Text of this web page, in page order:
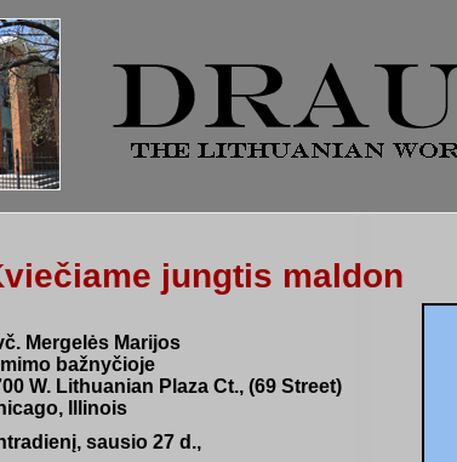
jungtis maldon
Mergelės Marijos
bažnyčioje
W. Lithuanian Plaza Ct., (69 Street)
Illinois
sausio 27 d.,